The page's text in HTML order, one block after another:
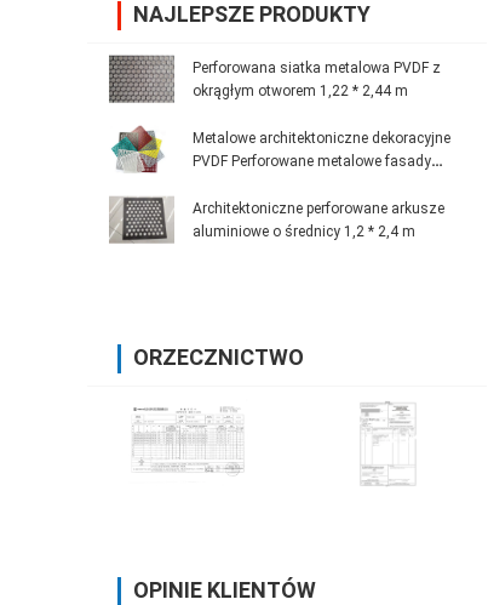
NAJLEPSZE PRODUKTY
Perforowana siatka metalowa PVDF z
okrągłym otworem 1,22 * 2,44 m
Metalowe architektoniczne dekoracyjne
PVDF Perforowane metalowe fasady
Architektoniczne perforowane arkusze
aluminiowe o średnicy 1,2 * 2,4 m
ORZECZNICTWO
OPINIE KLIENTÓW